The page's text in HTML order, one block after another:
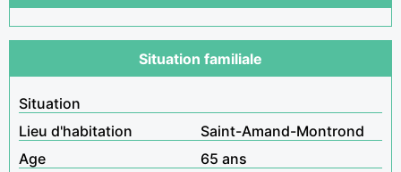
Situation familiale
Situation
Lieu d'habitation
Saint-Amand-Montrond
Age
65 ans